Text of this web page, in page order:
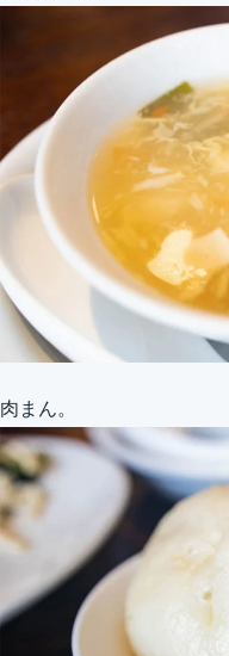
肉まん。